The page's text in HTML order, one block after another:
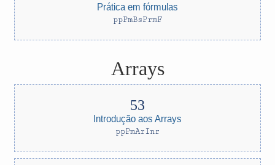
Prática em fórmulas
ppPmBsPrmF
Arrays
Introdução aos Arrays
ppPmArInr